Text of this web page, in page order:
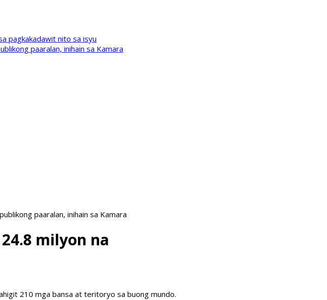
pagkakadawit nito sa isyu
paaralan, inihain sa Kamara
paaralan, inihain sa Kamara
milyon na
210 mga bansa at teritoryo sa buong mundo.